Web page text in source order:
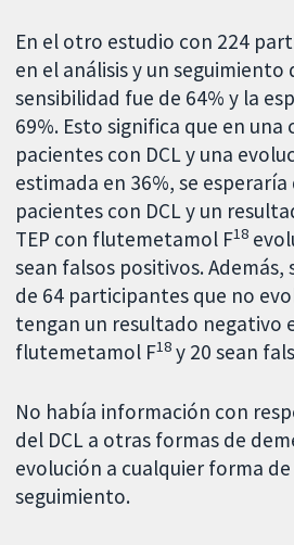
En el otro estudio con 224
en el análisis y un seguimiento
sensibilidad fue de 64% y la
69%. Esto significa que en una
pacientes con DCL y una
estimada en 36%, se esperaría
pacientes con DCL y un
TEP con flutemetamol F18
sean falsos positivos. Además,
de 64 participantes que no
tengan un resultado negativo
flutemetamol F18 y 20 sean
No había información con
del DCL a otras formas de
evolución a cualquier forma
seguimiento.